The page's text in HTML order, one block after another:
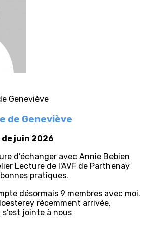
de Geneviève
de juin 2026
d’échanger avec Annie Bebien
Lecture de l'AVF de Parthenay
pratiques.
désormais 9 membres avec moi.
récemment arrivée,
jointe à nous